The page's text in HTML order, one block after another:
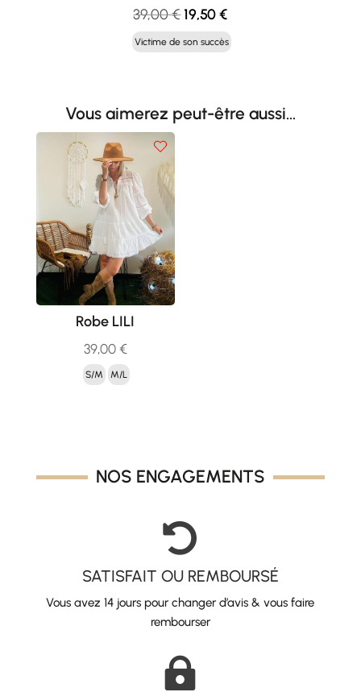
39,00€ Le
prix
initial
19,50€Le
prix
actuel
Victime de son succès
Vous aimerez peut-être aussi…
Robe LILI
39,00 €
S/M M/L
NOS ENGAGEMENTS

SATISFAIT OU REMBOURSÉ
Vous avez 14 jours pour changer d’avis & vous faire
rembourser
